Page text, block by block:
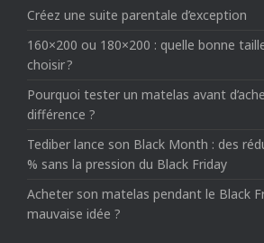
Créez une suite parentale d’exception
160×200 ou 180×200 : quelle bonne
choisir ?
Pourquoi tester un matelas avant
différence ?
Tediber lance son Black Month : des
% sans la pression du Black Friday
Acheter son matelas pendant le Black
mauvaise idée ?